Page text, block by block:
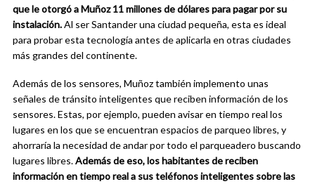
que le otorgó a Muñoz 11 millones de dólares para pagar por su
instalación.Al ser Santander una ciudad pequeña, esta es ideal
para probar esta tecnología antes de aplicarla en otras ciudades
más grandes del continente.
Además de los sensores, Muñoz también implemento unas
señales de tránsito inteligentes que reciben información de los
sensores. Estas, por ejemplo, pueden avisar en tiempo real los
lugares en los que se encuentran espacios de parqueo libres, y
ahorraría la necesidad de andar por todo el parqueadero buscando
lugares libres.Además de eso, los habitantes de reciben
información en tiempo real a sus teléfonos inteligentes sobre las